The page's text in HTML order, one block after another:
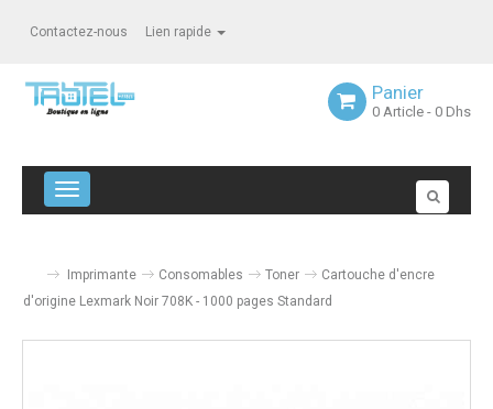
Contactez-nous Lien rapide
Panier
0 Article - 0 Dhs
Navigation bascule
Imprimante Consomables Toner
Cartouche d'encre
d'origine Lexmark Noir 708K - 1000 pages Standard